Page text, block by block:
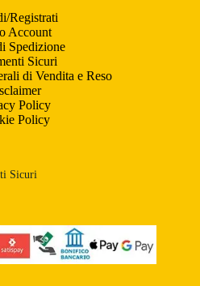
Registrati
Account
Spedizione
Sicuri
di Vendita e Reso
Policy
Policy
Sicuri